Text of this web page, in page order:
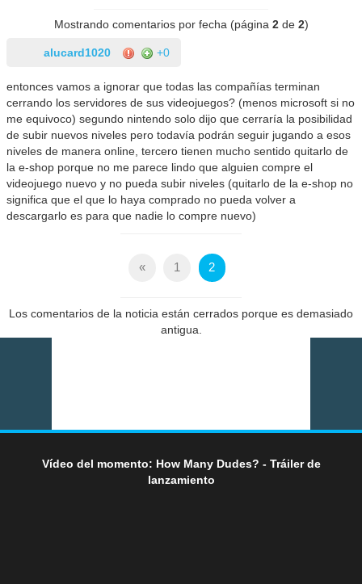
Mostrando comentarios por fecha (página 2de 2)
alucard1020 +0
entonces vamos a ignorar que todas las compañías terminan
cerrando los servidores de sus videojuegos? (menos microsoft si no
me equivoco) segundo nintendo solo dijo que cerraría la posibilidad
de subir nuevos niveles pero todavía podrán seguir jugando a esos
niveles de manera online, tercero tienen mucho sentido quitarlo de
la e-shop porque no me parece lindo que alguien compre el
videojuego nuevo y no pueda subir niveles (quitarlo de la e-shop no
significa que el que lo haya comprado no pueda volver a
descargarlo es para que nadie lo compre nuevo)
« 1 2
Los comentarios de la noticia están cerrados porque es demasiado
antigua.
Vídeo del momento: How Many Dudes? - Tráiler de
lanzamiento